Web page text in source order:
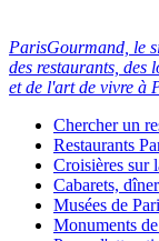
ParisGourmand, le
des restaurants, des
et de l'art de vivre à
Chercher un
Restaurants
Croisières sur
Cabarets,
Musées de
Monuments